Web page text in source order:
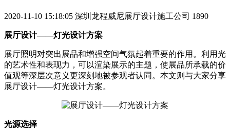
2020-11-10 15:18:05 深圳龙程威尼展厅设计施工公司 1890
展厅设计——灯光设计方案
展厅照明对突出展品和增强空间气氛起着重要的作用。利用光
的艺术性和表现力，可以渲染展示的主题，使展品所承载的价
值观等深层次意义更深刻地被参观者认同。本文则与大家分享
展厅设计——灯光设计方案。
光源选择